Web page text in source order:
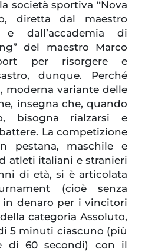
società sportiva “Nova
diretta dal maestro
e dall’accademia di
del maestro Marco
per risorgere e
dunque. Perché
moderna variante delle
insegna che, quando
bisogna rialzarsi e
La competizione
pestana, maschile e
atleti italiani e stranieri
di età, si è articolata
(cioè senza
denaro per i vincitori
categoria Assoluto,
5 minuti ciascuno (più
di 60 secondi) con il